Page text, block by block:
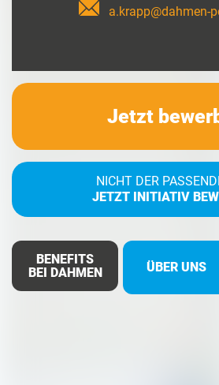
a.krapp@dahmen-
Jetzt
NICHT DER
JETZT INITIATIV
BENEFITS
BEI DAHMEN
ÜBER UNS